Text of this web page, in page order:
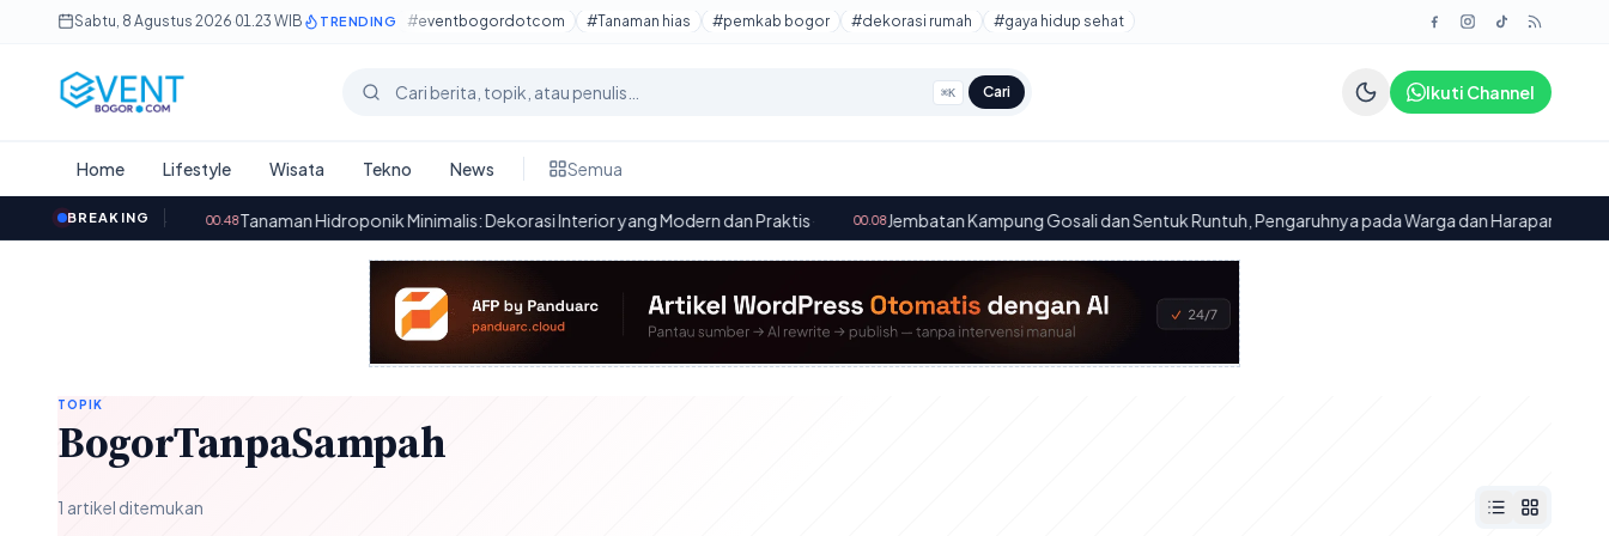
Lewati ke konten utama
Sabtu, 8 Agustus 2026·01.23 WIB TRENDING #eventbogordotcom #Tanaman hias #pemkab bogor #dekorasi rumah #gaya hidup sehat
Cari berita ⌘K Cari Ikuti Channel
Home Lifestyle Wisata Tekno News Semua
BREAKING
Bekas· 00.48 Tanaman Hidroponik Minimalis: Dekorasi Interior yang Modern dan Praktis· 00.08Jembatan Kampung Gosali dan Sentuk Runtuh, Pengaruhnya pada Warga dan Harapan Pemerintah
TOPIK
BogorTanpaSampah
1 artikel ditemukan